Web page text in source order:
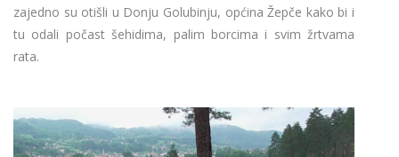
zajedno su otišli u Donju Golubinju, općina Žepče kako bi i
tu odali počast šehidima, palim borcima i svim žrtvama
rata.